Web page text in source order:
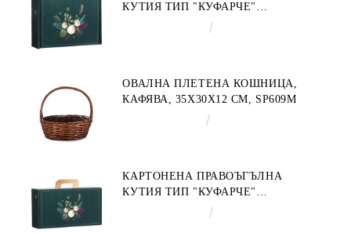
КУТИЯ ТИП "КУФАРЧЕ"
ENCHANTED NATURE, ЗЕЛЕНО/
ОВАЛНА ПЛЕТЕНА КОШНИЦА,
КАФЯВА, 35X30X12 СМ, SP609M
КАРТОНЕНА ПРАВОЪГЪЛНА
КУТИЯ ТИП "КУФАРЧЕ"
ENCHANTED NATURE, ЗЕЛЕНО/